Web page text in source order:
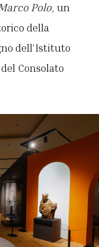
Polo, un
della
dell’Istituto
Consolato